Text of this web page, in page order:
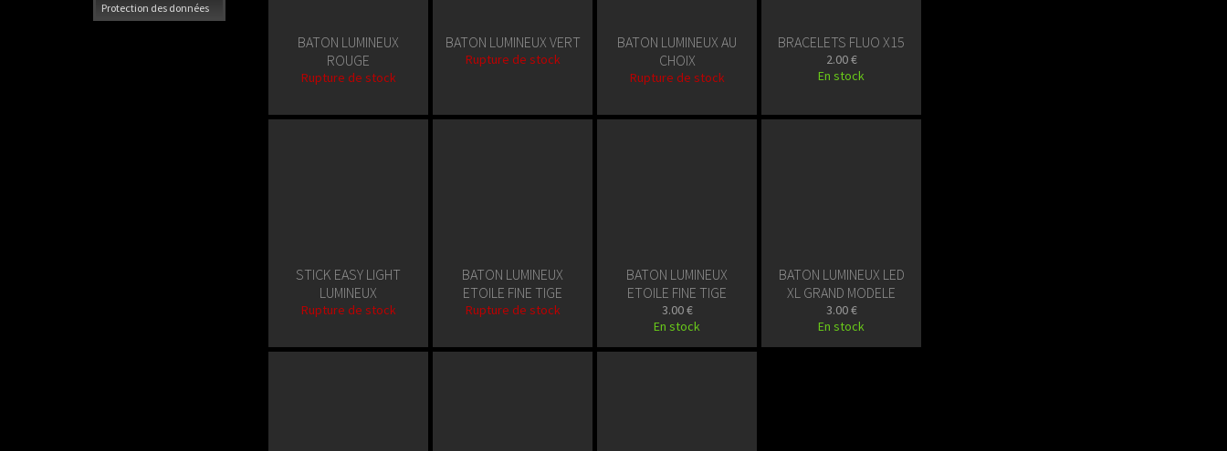
Protection des données
BATON LUMINEUX
ROUGE
Rupture de stock
BATON LUMINEUX VERT
Rupture de stock
BATON LUMINEUX AU
CHOIX
Rupture de stock
BRACELETS FLUO X15
2.00 €
En stock
STICK EASY LIGHT
LUMINEUX
Rupture de stock
BATON LUMINEUX
ETOILE FINE TIGE
Rupture de stock
BATON LUMINEUX
ETOILE FINE TIGE
3.00 €
En stock
BATON LUMINEUX LED
XL GRAND MODELE
3.00 €
En stock